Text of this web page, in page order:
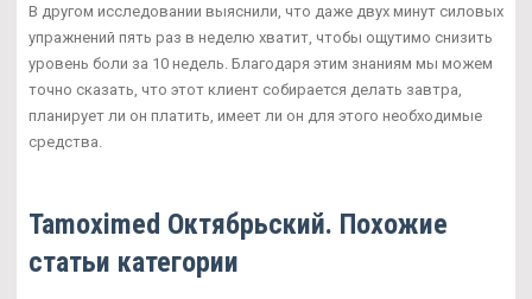
В другом исследовании выяснили, что даже двух минут силовых
упражнений пять раз в неделю хватит, чтобы ощутимо снизить
уровень боли за 10 недель. Благодаря этим знаниям мы можем
точно сказать, что этот клиент собирается делать завтра,
планирует ли он платить, имеет ли он для этого необходимые
средства.
Tamoximed Октябрьский. Похожие
статьи категории